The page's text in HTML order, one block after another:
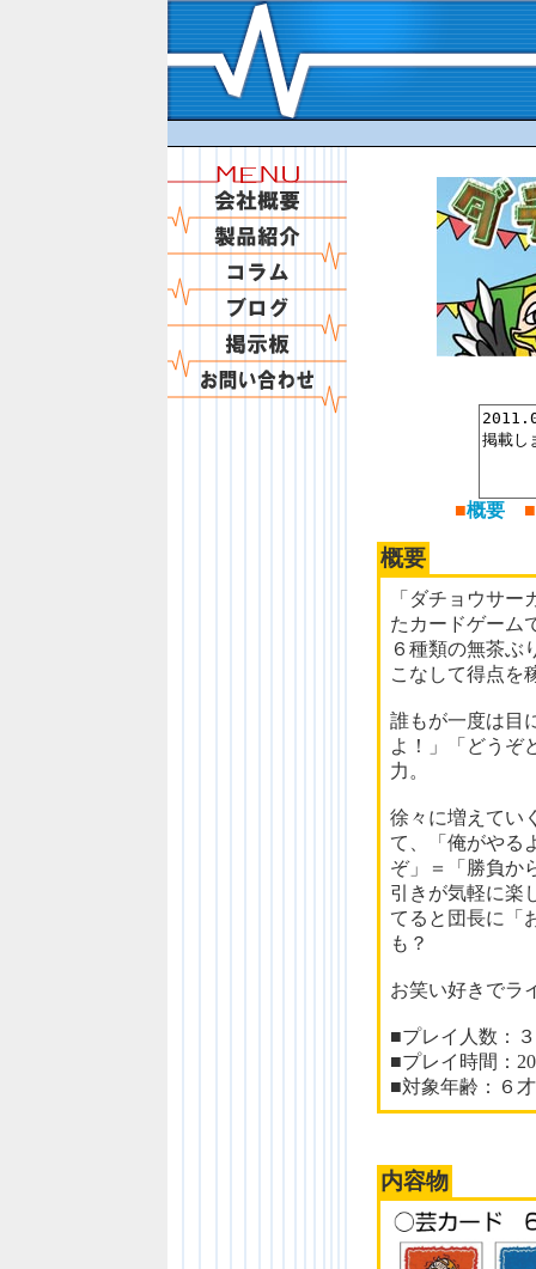
■概要■
概要
「ダチョウサ
たカードゲーム
６種類の無茶ぶ
こなして得点を
誰もが一度は目
よ！」「どうぞ
力。
徐々に増えてい
て、「俺がやる
ぞ」＝「勝負か
引きが気軽に楽
てると団長に「
も？
お笑い好きでラ
■プレイ人数：
■プレイ時間：
■対象年齢：６
内容物